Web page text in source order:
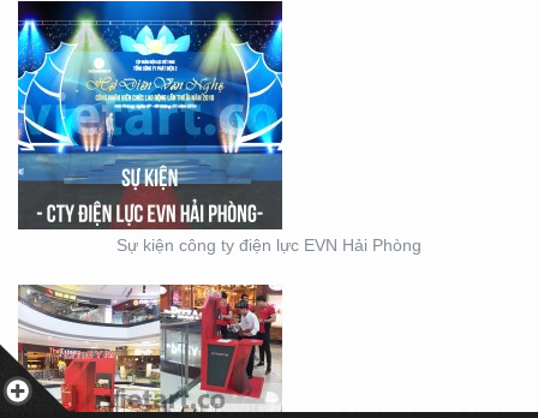
Sự kiện công ty điện lực EVN Hải Phòng
BOOTH BÁN HÀNG MINI
– THIẾT KẾ SẢN XUẤT
MẪU BOOTH CITIGYM –
THIẾT KẾ THI CÔNG
MẪU GIAN KITCHEN